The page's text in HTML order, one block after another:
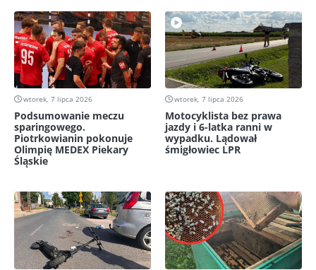
wtorek, 7 lipca 2026
Podsumowanie meczu
sparingowego.
Piotrkowianin pokonuje
Olimpię MEDEX Piekary
Śląskie
wtorek, 7 lipca 2026
Motocyklista bez prawa
jazdy i 6-latka ranni w
wypadku. Lądował
śmigłowiec LPR